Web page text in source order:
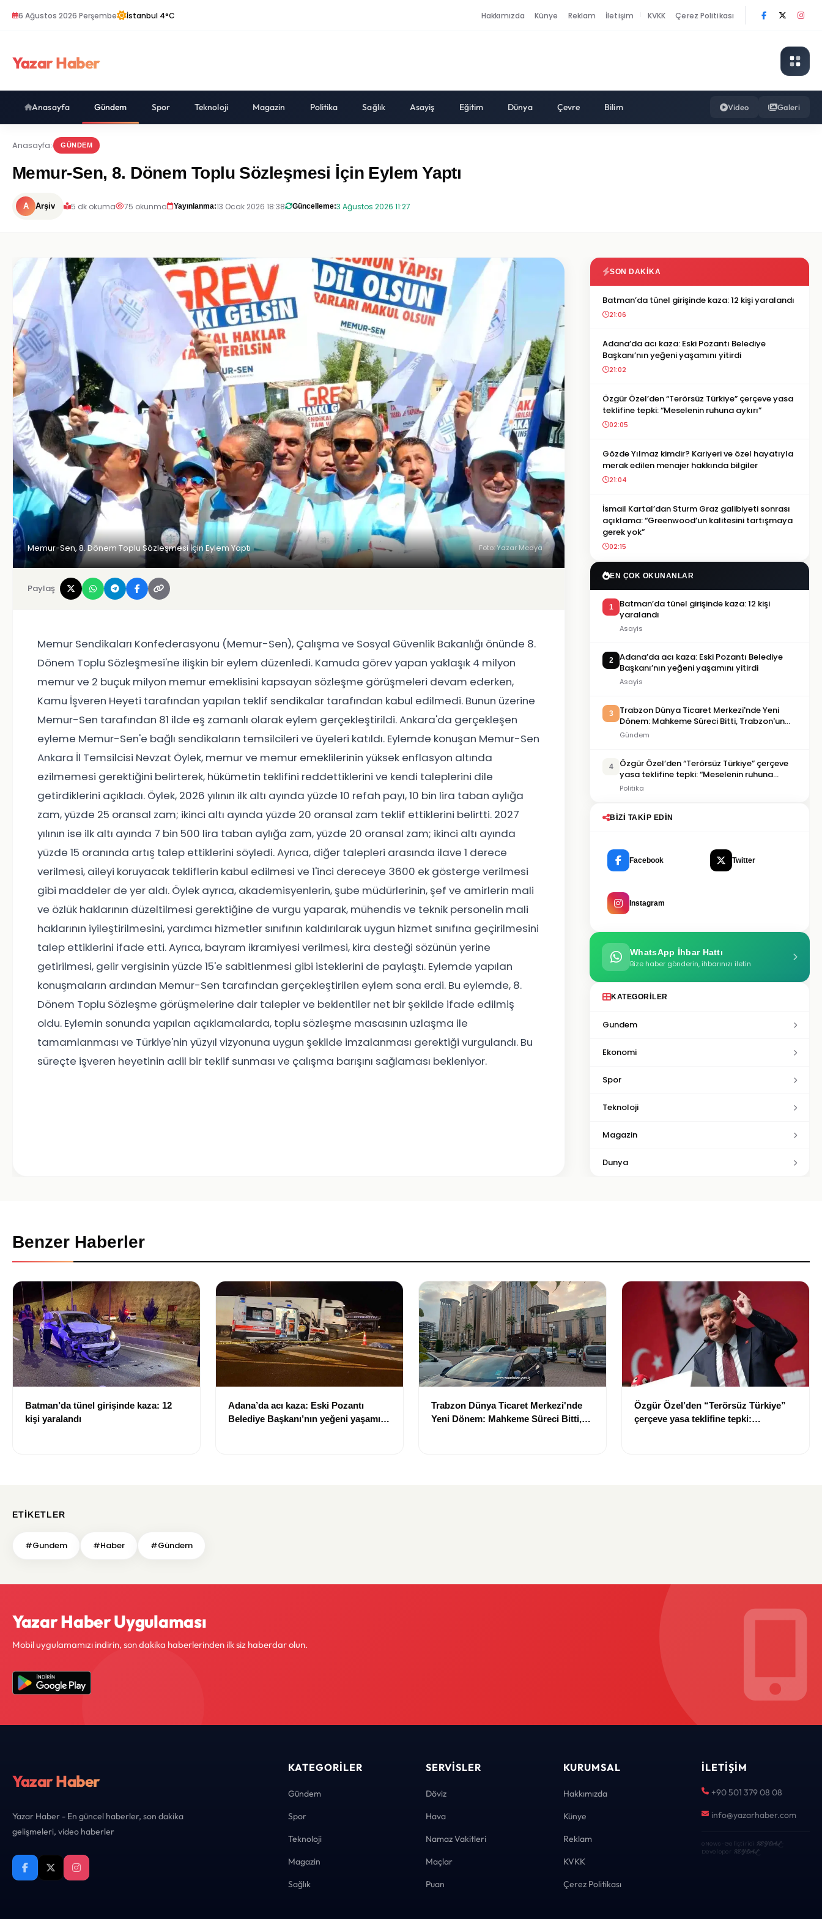
6 Ağustos 2026 Perşembe İstanbul 4°C Hakkımızda Künye Reklam İletişim KVKK Çerez Politikası
Yazar Haber
Anasayfa Gündem Spor Teknoloji Magazin Politika Sağlık Asayiş Eğitim Dünya Çevre Bilim Video Galeri
Anasayfa GÜNDEM
Memur-Sen, 8. Dönem Toplu Sözleşmesi İçin Eylem Yaptı
A Arşiv 5 dk okuma 75 okunma Yayınlanma:13 Ocak 2026 18:38 Güncelleme:3 Ağustos 2026 11:27
Memur-Sen, 8. Dönem Toplu Sözleşmesi İçin Eylem Yaptı Foto: Yazar Medya
Paylaş
Memur Sendikaları Konfederasyonu (Memur-Sen), Çalışma ve Sosyal Güvenlik Bakanlığı önünde 8.
Dönem Toplu Sözleşmesi'ne ilişkin bir eylem düzenledi. Kamuda görev yapan yaklaşık 4 milyon
memur ve 2 buçuk milyon memur emeklisini kapsayan sözleşme görüşmeleri devam ederken,
Kamu İşveren Heyeti tarafından yapılan teklif sendikalar tarafından kabul edilmedi. Bunun üzerine
Memur-Sen tarafından 81 ilde eş zamanlı olarak eylem gerçekleştirildi. Ankara'da gerçekleşen
eyleme Memur-Sen'e bağlı sendikaların temsilcileri ve üyeleri katıldı. Eylemde konuşan Memur-Sen
Ankara İl Temsilcisi Nevzat Öylek, memur ve memur emeklilerinin yüksek enflasyon altında
ezilmemesi gerektiğini belirterek, hükümetin teklifini reddettiklerini ve kendi taleplerini dile
getirdiklerini açıkladı. Öylek, 2026 yılının ilk altı ayında yüzde 10 refah payı, 10 bin lira taban aylığa
zam, yüzde 25 oransal zam; ikinci altı ayında yüzde 20 oransal zam teklif ettiklerini belirtti. 2027
yılının ise ilk altı ayında 7 bin 500 lira taban aylığa zam, yüzde 20 oransal zam; ikinci altı ayında
yüzde 15 oranında artış talep ettiklerini söyledi. Ayrıca, diğer talepleri arasında ilave 1 derece
verilmesi, aileyi koruyacak tekliflerin kabul edilmesi ve 1'inci dereceye 3600 ek gösterge verilmesi
gibi maddeler de yer aldı. Öylek ayrıca, akademisyenlerin, şube müdürlerinin, şef ve amirlerin mali
ve özlük haklarının düzeltilmesi gerektiğine de vurgu yaparak, mühendis ve teknik personelin mali
haklarının iyileştirilmesini, yardımcı hizmetler sınıfının kaldırılarak uygun hizmet sınıfına geçirilmesini
talep ettiklerini ifade etti. Ayrıca, bayram ikramiyesi verilmesi, kira desteği sözünün yerine
getirilmesi, gelir vergisinin yüzde 15'e sabitlenmesi gibi isteklerini de paylaştı. Eylemde yapılan
konuşmaların ardından Memur-Sen tarafından gerçekleştirilen eylem sona erdi. Bu eylemde, 8.
Dönem Toplu Sözleşme görüşmelerine dair talepler ve beklentiler net bir şekilde ifade edilmiş
oldu. Eylemin sonunda yapılan açıklamalarda, toplu sözleşme masasının uzlaşma ile
tamamlanması ve Türkiye'nin yüzyıl vizyonuna uygun şekilde imzalanması gerektiği vurgulandı. Bu
süreçte işveren heyetinin adil bir teklif sunması ve çalışma barışını sağlaması bekleniyor.
SON DAKIKA
Batman’da tünel girişinde kaza: 12 kişi yaralandı
21:06
Adana’da acı kaza: Eski Pozantı Belediye
Başkanı’nın yeğeni yaşamını yitirdi
21:02
Özgür Özel’den “Terörsüz Türkiye” çerçeve yasa
teklifine tepki: “Meselenin ruhuna aykırı”
02:05
Gözde Yılmaz kimdir? Kariyeri ve özel hayatıyla
merak edilen menajer hakkında bilgiler
21:04
İsmail Kartal’dan Sturm Graz galibiyeti sonrası
açıklama: “Greenwood’un kalitesini tartışmaya
gerek yok”
02:15
EN ÇOK OKUNANLAR
1
Batman’da tünel girişinde kaza: 12 kişi
yaralandı
Asayis
2
Adana’da acı kaza: Eski Pozantı Belediye
Başkanı’nın yeğeni yaşamını yitirdi
Asayis
3
Trabzon Dünya Ticaret Merkezi'nde Yeni
Dönem: Mahkeme Süreci Bitti, Trabzon'un
Dev Projesi Ne Zaman Tamamlanacak?
Gündem
4
Özgür Özel’den “Terörsüz Türkiye” çerçeve
yasa teklifine tepki: “Meselenin ruhuna
aykırı”
Politika
BIZI TAKIP EDIN
Facebook Twitter
Instagram
WhatsApp İhbar Hattı
Bize haber gönderin, ihbarınızı iletin
KATEGORILER
Gundem
Ekonomi
Spor
Teknoloji
Magazin
Dunya
Benzer Haberler
Batman’da tünel girişinde kaza: 12
kişi yaralandı
Adana’da acı kaza: Eski Pozantı
Belediye Başkanı’nın yeğeni yaşamını
Trabzon Dünya Ticaret Merkezi'nde
Yeni Dönem: Mahkeme Süreci Bitti,
Özgür Özel’den “Terörsüz Türkiye”
çerçeve yasa teklifine tepki:
ETIKETLER
#Gundem #Haber #Gündem
Yazar Haber Uygulaması
Mobil uygulamamızı indirin, son dakika haberlerinden ilk siz haberdar olun.
Yazar Haber
Yazar Haber - En güncel haberler, son dakika
gelişmeleri, video haberler
KATEGORILER
Gündem
Spor
Teknoloji
Magazin
Sağlık
SERVISLER
Döviz
Hava
Namaz Vakitleri
Maçlar
Puan
KURUMSAL
Hakkımızda
Künye
Reklam
KVKK
Çerez Politikası
İLETIŞIM
+90 501 379 08 08
info@yazarhaber.com
eNews · Geliştirici KEYDAL·
Developer KEYDAL